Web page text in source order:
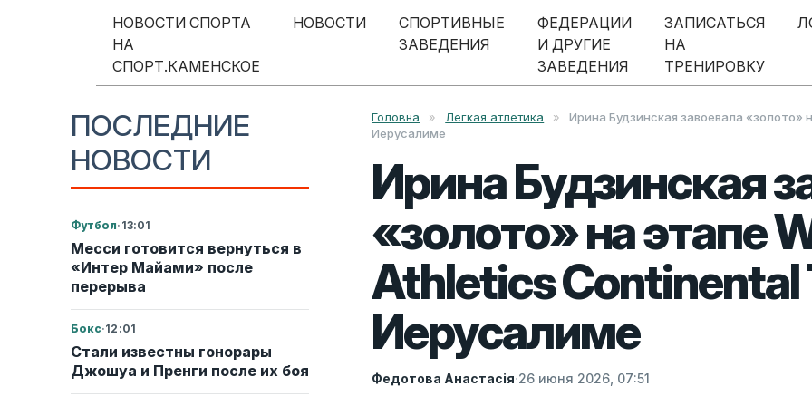
Перейти к содержимому
Меню навигации
НОВОСТИ СПОРТА
НА
СПОРТ.КАМЕНСКОЕ
НОВОСТИ
СПОРТИВНЫЕ
ЗАВЕДЕНИЯ
ФЕДЕРАЦИИ
И ДРУГИЕ
ЗАВЕДЕНИЯ
ЗАПИСАТЬСЯ
НА
ТРЕНИРОВКУ
ПОСЛЕДНИЕ
НОВОСТИ
Футбол· 13:01
Месси готовится вернуться в
«Интер Майами» после
перерыва
Бокс·12:01
Стали известны гонорары
Джошуа и Пренги после их боя
Головна » Легкая атлетика »
Ирина Будзинская завоевала «золото»
Иерусалиме
Ирина Будзинская
«золото» на этапе
Athletics Continental
Иерусалиме
Федотова Анастасія·26 июня 2026, 07:51